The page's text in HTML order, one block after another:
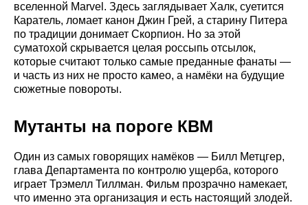
вселенной Marvel. Здесь заглядывает Халк, суетится
Каратель, ломает канон Джин Грей, а старину Питера
по традиции донимает Скорпион. Но за этой
суматохой скрывается целая россыпь отсылок,
которые считают только самые преданные фанаты —
и часть из них не просто камео, а намёки на будущие
сюжетные повороты.
Мутанты на пороге КВМ
Один из самых говорящих намёков — Билл Метцгер,
глава Департамента по контролю ущерба, которого
играет Трэмелл Тиллман. Фильм прозрачно намекает,
что именно эта организация и есть настоящий злодей.